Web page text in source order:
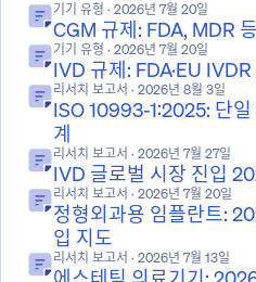
기기 유형 · 2026년 7월 20일
CGM 규제: FDA, MDR
기기 유형 · 2026년 7월 20일
IVD 규제: FDA·EU
리서치 보고서 · 2026년 8월 3일
ISO 10993-1:2025: 단
계
리서치 보고서 · 2026년 7월 27일
IVD 글로벌 시장 진입
리서치 보고서 · 2026년 7월 20일
정형외과용 임플란트:
입 지도
리서치 보고서 · 2026년 7월 13일